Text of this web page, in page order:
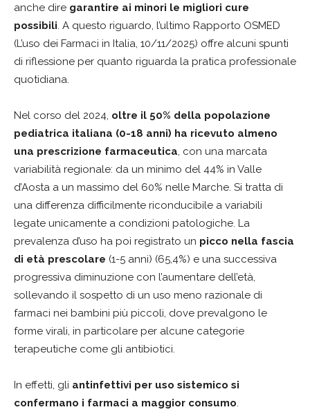
anche dire garantire ai minori le migliori cure
possibili. A questo riguardo, l’ultimo Rapporto OSMED
(L’uso dei Farmaci in Italia, 10/11/2025) offre alcuni spunti
di riflessione per quanto riguarda la pratica professionale
quotidiana.
Nel corso del 2024, oltre il 50% della popolazione
pediatrica italiana (0-18 anni) ha ricevuto almeno
una prescrizione farmaceutica, con una marcata
variabilità regionale: da un minimo del 44% in Valle
d’Aosta a un massimo del 60% nelle Marche. Si tratta di
una differenza difficilmente riconducibile a variabili
legate unicamente a condizioni patologiche. La
prevalenza d’uso ha poi registrato un picco nella fascia
di età prescolare (1-5 anni) (65,4%) e una successiva
progressiva diminuzione con l’aumentare dell’età,
sollevando il sospetto di un uso meno razionale di
farmaci nei bambini più piccoli, dove prevalgono le
forme virali, in particolare per alcune categorie
terapeutiche come gli antibiotici.
In effetti, gli antinfettivi per uso sistemico si
confermano i farmaci a maggior consumo.